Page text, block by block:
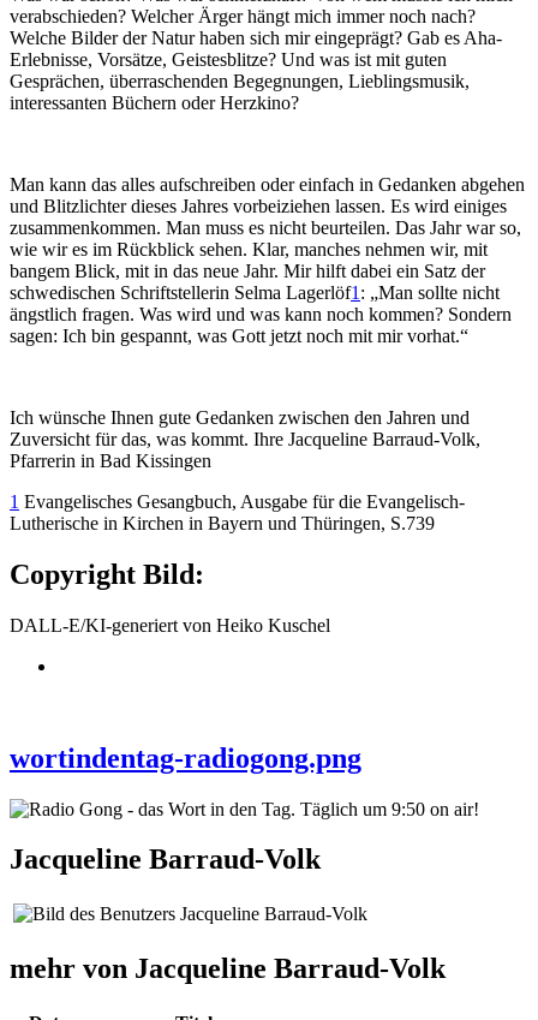
verabschieden? Welcher Ärger hängt mich immer noch nach?
Welche Bilder der Natur haben sich mir eingeprägt? Gab es Aha-
Erlebnisse, Vorsätze, Geistesblitze? Und was ist mit guten
Gesprächen, überraschenden Begegnungen, Lieblingsmusik,
interessanten Büchern oder Herzkino?
Man kann das alles aufschreiben oder einfach in Gedanken abgehen
und Blitzlichter dieses Jahres vorbeiziehen lassen. Es wird einiges
zusammenkommen. Man muss es nicht beurteilen. Das Jahr war so,
wie wir es im Rückblick sehen. Klar, manches nehmen wir, mit
bangem Blick, mit in das neue Jahr. Mir hilft dabei ein Satz der
schwedischen Schriftstellerin Selma Lagerlöf1 : „Man sollte nicht
ängstlich fragen. Was wird und was kann noch kommen? Sondern
sagen: Ich bin gespannt, was Gott jetzt noch mit mir vorhat.“
Ich wünsche Ihnen gute Gedanken zwischen den Jahren und
Zuversicht für das, was kommt. Ihre Jacqueline Barraud-Volk,
Pfarrerin in Bad Kissingen
1 Evangelisches Gesangbuch, Ausgabe für die Evangelisch-
Lutherische in Kirchen in Bayern und Thüringen, S.739
Copyright Bild:
DALL-E/KI-generiert von Heiko Kuschel
wortindentag-radiogong.png
Jacqueline Barraud-Volk
mehr von Jacqueline Barraud-Volk